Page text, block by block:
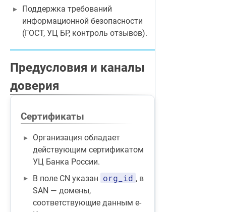
Поддержка требований
информационной безопасности
(ГОСТ, УЦ БР, контроль отзывов).
Предусловия и каналы
доверия
Сертификаты
Организация обладает
действующим сертификатом
УЦ Банка России.
В поле CN указан org_id , в
SAN — домены,
соответствующие данным е-